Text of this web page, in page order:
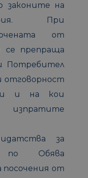
законите на
При
от
се препраща
Потребител
отговорност
и на кои
за
по Обява
посочения от